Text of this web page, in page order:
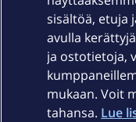
No, Elisa nostaa
ole pakko tehdä
Mielenkiinnolla
mihinkään. Toki
palvelunsa , mutta
toimimaton palvelu.
sisältöä, etuja
avulla
ja ostotietoja,
mukaan. Voit
tahansa. Lue